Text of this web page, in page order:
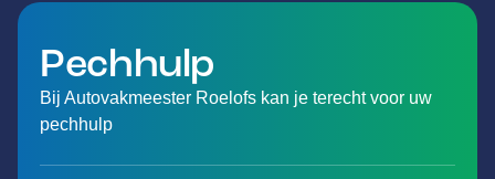
Pechhulp
Bij Autovakmeester Roelofs kan je terecht voor uw
pechhulp